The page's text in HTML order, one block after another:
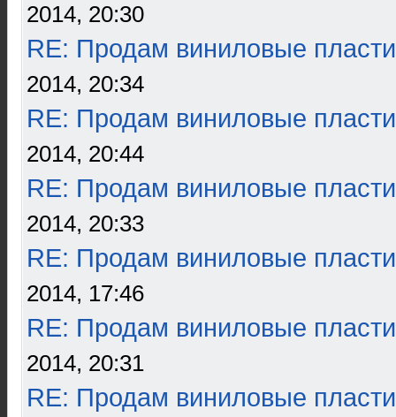
2014, 20:30
RE: Продам виниловые
2014, 20:34
RE: Продам виниловые
2014, 20:44
RE: Продам виниловые
2014, 20:33
RE: Продам виниловые
2014, 17:46
RE: Продам виниловые
2014, 20:31
RE: Продам виниловые